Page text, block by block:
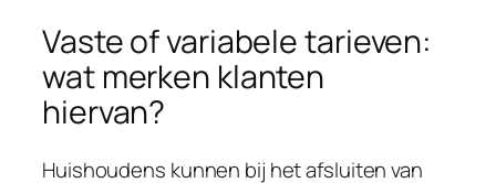
Vaste of variabele tarieven:
wat merken klanten
hiervan?
Huishoudens kunnen bij het afsluiten van